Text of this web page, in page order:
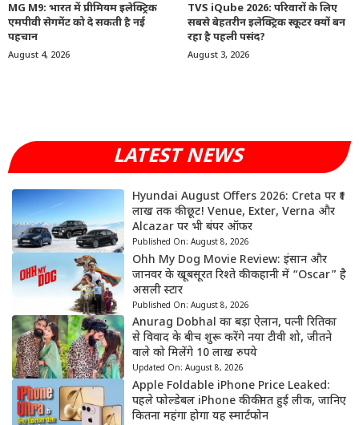
MG M9: भारत में प्रीमियम इलेक्ट्रिक
एमपीवी सेगमेंट को दे सकती है नई
पहचान
August 4, 2026
TVS iQube 2026: परिवारों के लिए
सबसे बेहतरीन इलेक्ट्रिक स्कूटर क्यों बन
रहा है पहली पसंद?
August 3, 2026
LATEST NEWS
Hyundai August Offers 2026: Creta पर ₹1
लाख तक की छूट! Venue, Exter, Verna और
Alcazar पर भी बंपर ऑफर
Published On: August 8, 2026
Ohh My Dog Movie Review: इंसान और
जानवर के खूबसूरत रिश्ते की कहानी में “Oscar” है
असली स्टार
Published On: August 8, 2026
Anurag Dobhal का बड़ा ऐलान, पत्नी रितिका
से विवाद के बीच शुरू करेंगे नया टीवी शो, जीतने
वाले को मिलेंगे 10 लाख रुपये
Updated On: August 8, 2026
Apple Foldable iPhone Price Leaked:
पहले फोल्डेबल iPhone की कीमत हुई लीक, जानिए
कितना महंगा होगा यह स्मार्टफोन